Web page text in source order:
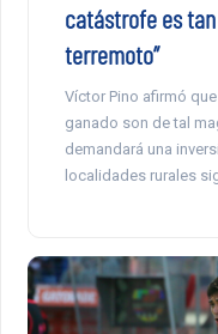
catástrofe es
terremoto”
Víctor Pino afirmó
ganado son de tal
demandará una
localidades rurales